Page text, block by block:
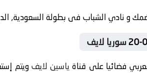
سوريا لايف
فضائيا على قناة ياسين لايفويتم